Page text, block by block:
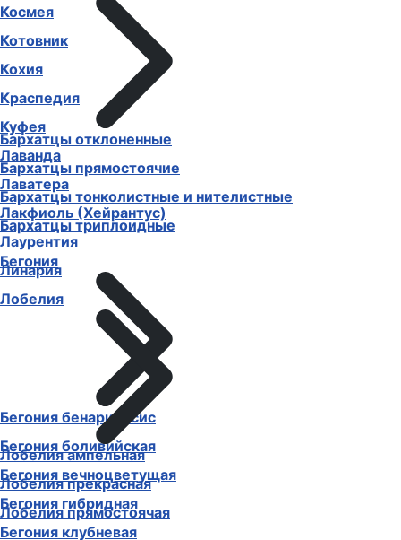
Бархатцы отклоненные
Бархатцы прямостоячие
Бархатцы тонколистные и нителистные
Бархатцы триплоидные
Бегония
Бегония бенариенсис
Бегония боливийская
Бегония вечноцветущая
Бегония гибридная
Бегония клубневая
Космея
Котовник
Кохия
Краспедия
Куфея
Лаванда
Лаватера
Лакфиоль (Хейрантус)
Лаурентия
Линария
Лобелия
Лобелия ампельная
Лобелия прекрасная
Лобелия прямостоячая